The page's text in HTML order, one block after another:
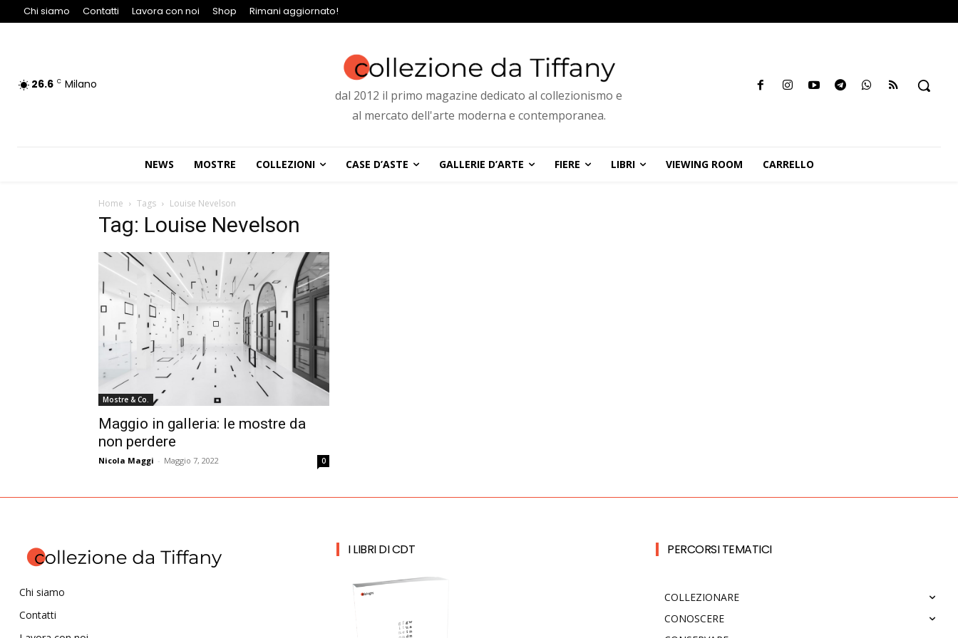
Chi siamo Contatti Lavora con noi Shop Rimani aggiornato!
26.6 C Milano
dal 2012 il primo magazine dedicato al collezionismo e
al mercato dell'arte moderna e contemporanea.
NEWS MOSTRE COLLEZIONI CASE D’ASTE GALLERIE D’ARTE FIERE LIBRI VIEWING ROOM CARRELLO
Home Tags Louise Nevelson
Tag: Louise Nevelson
Mostre & Co.
Maggio in galleria: le mostre da
non perdere
Nicola Maggi - Maggio 7, 2022 0
Chi siamo
Contatti
I LIBRI DI CDT PERCORSI TEMATICI
COLLEZIONARE
CONOSCERE